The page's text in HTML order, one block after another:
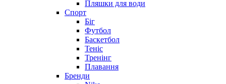
Пляшки для води
Спорт
Біг
Футбол
Баскетбол
Теніс
Тренінг
Плавання
Бренди